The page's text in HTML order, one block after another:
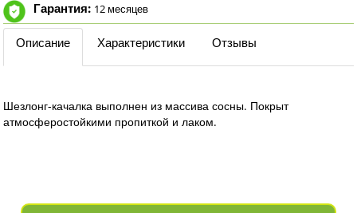
Гарантия: 12 месяцев
Описание Характеристики Отзывы
Шезлонг-качалка выполнен из массива сосны. Покрыт
атмосферостойкими пропиткой и лаком.